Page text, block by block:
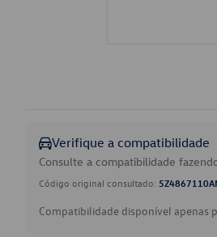
Verifique a compatibilidade
Consulte a compatibilidade
Código original consultado:
Compatibilidade disponível apenas